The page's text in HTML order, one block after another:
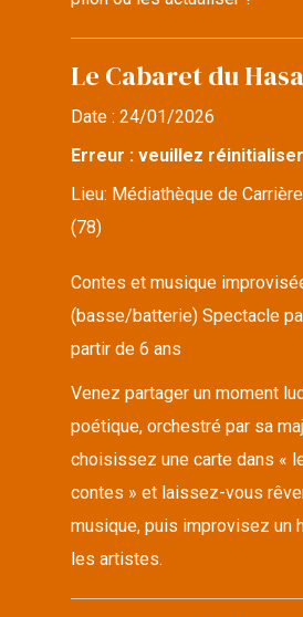
Le Cabaret du
Date :24/01/2026
Erreur : veuillez
Lieu: Médiathèque de
(78)
Contes et musique
(basse/batterie) Spectacle
partir de 6 ans
Venez partager un moment
poétique, orchestré par sa
choisissez une carte dans «
contes » et laissez-vous
musique, puis improvisez un
les artistes.